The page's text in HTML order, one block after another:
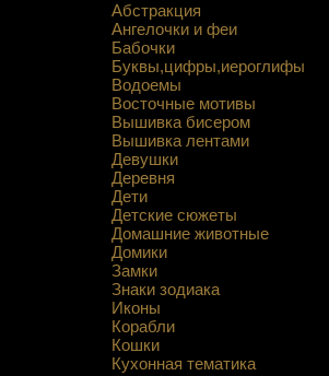
Абстракция
Ангелочки и феи
Бабочки
Буквы,цифры,иероглифы
Водоемы
Восточные мотивы
Вышивка бисером
Вышивка лентами
Девушки
Деревня
Дети
Детские сюжеты
Домашние животные
Домики
Замки
Знаки зодиака
Иконы
Корабли
Кошки
Кухонная тематика